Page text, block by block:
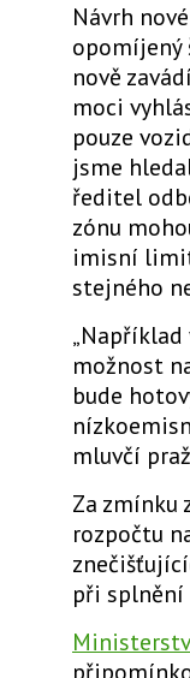
Návrh
opomíjený
nově
moci
pouze
jsme
ředitel
zónu
imisní
stejného
možnost
bude
mluvčí
Za zmínku
rozpočtu
při splnění